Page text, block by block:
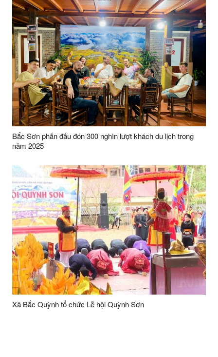
Bắc Sơn phấn đấu đón 300 nghìn lượt khách du lịch trong
năm 2025
Xã Bắc Quỳnh tổ chức Lễ hội Quỳnh Sơn